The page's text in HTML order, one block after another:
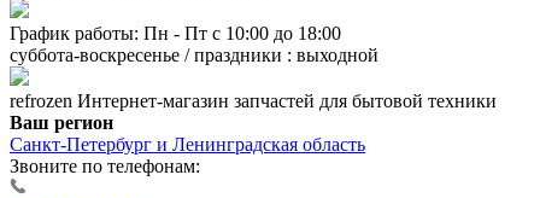
График работы: Пн - Пт с 10:00 до 18:00
суббота-воскресенье / праздники : выходной
refrozen Интернет-магазин запчастей для бытовой техники
Ваш регион
Санкт-Петербург и Ленинградская область
Звоните по телефонам: